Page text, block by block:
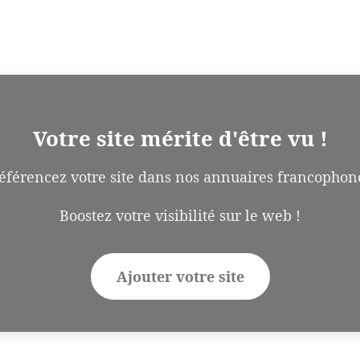
Votre site mérite d'être vu !
votre site dans nos annuaires
Boostez votre visibilité sur le web !
Ajouter votre site